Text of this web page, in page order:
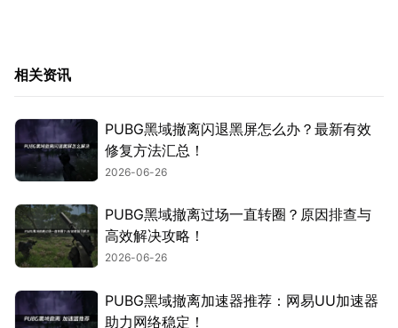
相关资讯
PUBG黑域撤离闪退黑屏怎么办？最新有效
修复方法汇总！
2026-06-26
PUBG黑域撤离过场一直转圈？原因排查与
高效解决攻略！
2026-06-26
PUBG黑域撤离加速器推荐：网易UU加速器
助力网络稳定！